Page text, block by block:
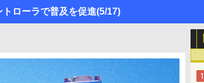
ローラで普及を促進(5/17)